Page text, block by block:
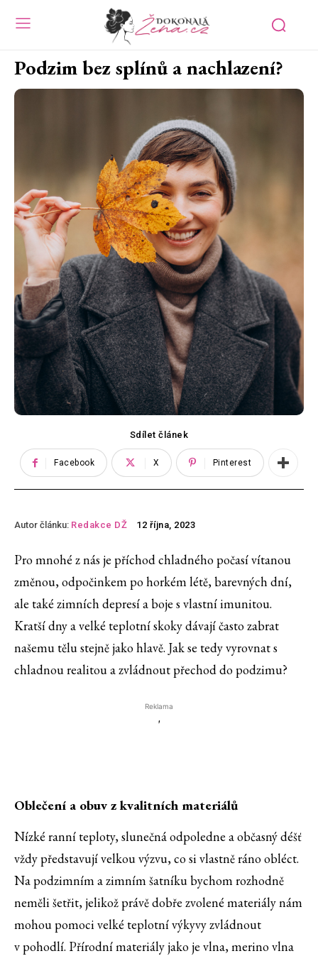
Podzim bez splínů a nachlazení?
Sdílet článek
Facebook X Pinterest
Autor článku: Redakce DŽ 12 října, 2023
Pro mnohé z nás je příchod chladného počasí vítanou
změnou, odpočinkem po horkém létě, barevných dní,
ale také zimních depresí a boje s vlastní imunitou.
Kratší dny a velké teplotní skoky dávají často zabrat
našemu tělu stejně jako hlavě. Jak se tedy vyrovnat s
chladnou realitou a zvládnout přechod do podzimu?
Reklama
'
Oblečení a obuv z kvalitních materiálů
Nízké ranní teploty, slunečná odpoledne a občasný déšť
vždy představují velkou výzvu, co si vlastně ráno obléct.
Na podzimním a zimním šatníku bychom rozhodně
neměli šetřit, jelikož právě dobře zvolené materiály nám
mohou pomoci velké teplotní výkyvy zvládnout
v pohodlí. Přírodní materiály jako je vlna, merino vlna